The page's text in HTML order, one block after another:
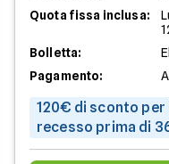
Quota fissa inclusa:
Bolletta:
Pagamento:
120€ di sconto per
recesso prima di